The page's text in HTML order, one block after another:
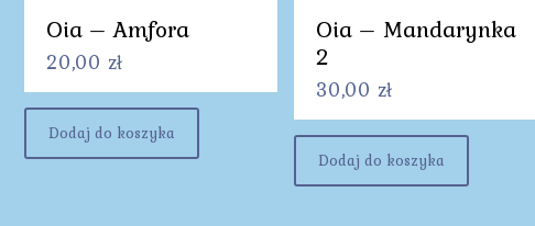
Oia – Amfora
20,00 zł
Dodaj do koszyka
Oia – Mandarynka
2
30,00 zł
Dodaj do koszyka